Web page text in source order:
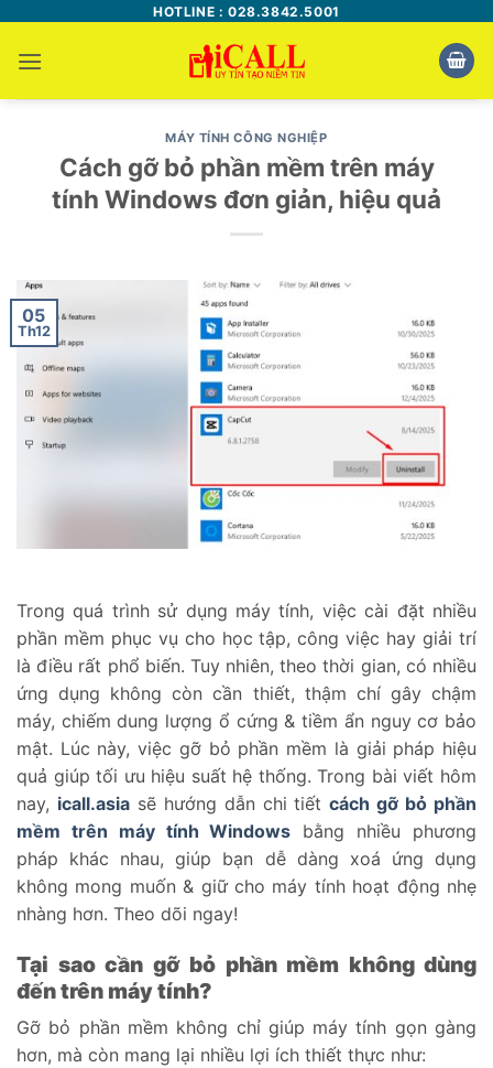
nội
dung
HOTLINE : 028.3842.5001
MÁY TÍNH CÔNG NGHIỆP
Cách gỡ bỏ phần mềm trên máy
tính Windows đơn giản, hiệu quả
05
Th12
Trong quá trình sử dụng máy tính, việc cài đặt nhiều
phần mềm phục vụ cho học tập, công việc hay giải trí
là điều rất phổ biến. Tuy nhiên, theo thời gian, có nhiều
ứng dụng không còn cần thiết, thậm chí gây chậm
máy, chiếm dung lượng ổ cứng & tiềm ẩn nguy cơ bảo
mật. Lúc này, việc gỡ bỏ phần mềm là giải pháp hiệu
quả giúp tối ưu hiệu suất hệ thống. Trong bài viết hôm
nay, icall.asiasẽ hướng dẫn chi tiếtcách gỡ bỏ phần
mềm trên máy tính Windows bằng nhiều phương
pháp khác nhau, giúp bạn dễ dàng xoá ứng dụng
không mong muốn & giữ cho máy tính hoạt động nhẹ
nhàng hơn. Theo dõi ngay!
Tại sao cần gỡ bỏ phần mềm không dùng
đến trên máy tính?
Gỡ bỏ phần mềm không chỉ giúp máy tính gọn gàng
hơn, mà còn mang lại nhiều lợi ích thiết thực như: